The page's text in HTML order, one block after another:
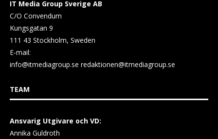
IT Media Group Sverige AB
C/O Convendum
Kungsgatan 9
111 43 Stockholm, Sweden
E-mail:
info@itmediagroup.se redaktionen@itmediagroup.se
TEAM
Ansvarig Utgivare och VD:
Annika Guldroth